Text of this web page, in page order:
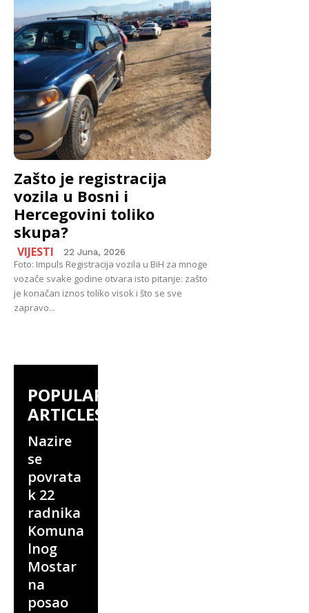
Zašto je registracija
vozila u Bosni i
Hercegovini toliko
skupa?
VIJESTI 22 Juna, 2026
Foto: Impuls Registracija vozila u BiH za mnoge
vozače svake godine otvara isto pitanje: zašto
je konačan iznos toliko visok i što se sve
zapravo...
POPULAR
ARTICLES
Nazire
se
povrata
k 22
radnika
Komuna
lnog
Mostar
na
posao